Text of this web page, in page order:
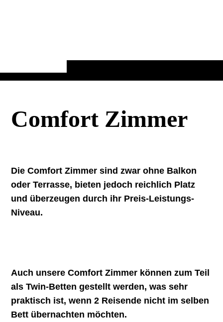
Comfort Zimmer
Die Comfort Zimmer sind zwarohne Balkon
oder Terrasse, bieten jedoch reichlich Platz
und überzeugen durch ihr Preis-Leistungs-
Niveau.
Auch unsere Comfort Zimmer können zum Teil
als Twin-Betten gestellt werden, was sehr
praktisch ist, wenn 2 Reisende nicht im selben
Bett übernachten möchten.